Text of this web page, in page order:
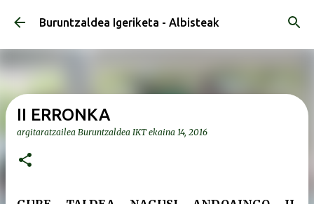
Saltatu eta joan eduki nagusira
Buruntzaldea Igeriketa - Albisteak
II ERRONKA
argitaratzailea Buruntzaldea IKT ekaina 14, 2016